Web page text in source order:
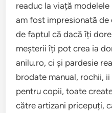
readuc la viață
am fost impresionată
de faptul că dacă îți
meșterii îți pot crea ia
anilu.ro, ci și pardesie
brodate manual, rochii,
pentru copii, toate
către artizani pricepuți,